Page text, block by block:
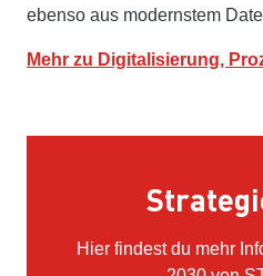
ebenso aus modernstem
Mehr zu Digitalisierung,
Hier findest du mehr